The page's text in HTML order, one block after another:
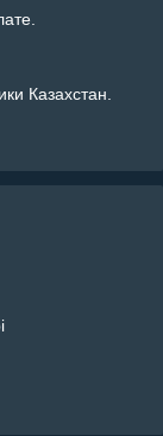
Казахстан.